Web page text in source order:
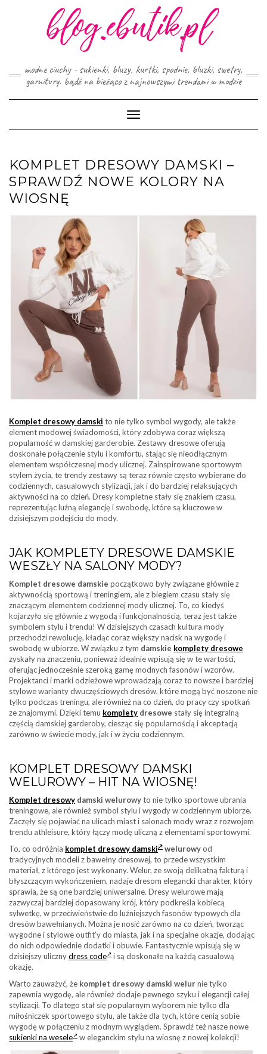
modne ciuchy - sukienki, bluzy, kurtki, spodnie, bluzki, swetry,
garnitury. bądź na bieżąco z najnowszymi trendami w modzie
Toggle
Navigation
KOMPLET DRESOWY DAMSKI –
SPRAWDŹ NOWE KOLORY NA
WIOSNĘ
Komplet dresowy damski to nie tylko symbol wygody, ale także
element modowej świadomości, który zdobywa coraz większą
popularność w damskiej garderobie. Zestawy dresowe oferują
doskonałe połączenie stylu i komfortu, stając się nieodłącznym
elementem współczesnej mody ulicznej. Zainspirowane sportowym
stylem życia, te trendy zestawy są teraz równie często wybierane do
codziennych, casualowych stylizacji, jak i do bardziej relaksujących
aktywności na co dzień. Dresy kompletne stały się znakiem czasu,
reprezentując luźną elegancję i swobodę, które są kluczowe w
dzisiejszym podejściu do mody.
JAK KOMPLETY DRESOWE DAMSKIE
WESZŁY NA SALONY MODY?
Komplet dresowe damskie początkowo były związane głównie z
aktywnością sportową i treningiem, ale z biegiem czasu stały się
znaczącym elementem codziennej mody ulicznej. To, co kiedyś
kojarzyło się głównie z wygodą i funkcjonalnością, teraz jest także
symbolem stylu i trendu! W dzisiejszych czasach kultura mody
przechodzi rewolucję, kładąc coraz większy nacisk na wygodę i
swobodę w ubiorze. W związku z tym damskie komplety dresowe
zyskały na znaczeniu, ponieważ idealnie wpisują się w te wartości,
oferując jednocześnie szeroką gamę modnych fasonów i wzorów.
Projektanci i marki odzieżowe wprowadzają coraz to nowsze i bardziej
stylowe warianty dwuczęściowych dresów, które mogą być noszone nie
tylko podczas treningu, ale również na co dzień, do pracy czy spotkań
ze znajomymi. Dzięki temu komplety dresowe stały się integralną
częścią damskiej garderoby, ciesząc się popularnością i akceptacją
zarówno w świecie mody, jak i w życiu codziennym.
KOMPLET DRESOWY DAMSKI
WELUROWY – HIT NA WIOSNĘ!
Komplet dresowy damski welurowyto nie tylko sportowe ubrania
treningowe, ale również symbol stylu i wygody w codziennym ubiorze.
Zaczęły się pojawiać na ulicach miast i salonach mody wraz z rozwojem
trendu athleisure, który łączy modę uliczną z elementami sportowymi.
To, co odróżnia komplet dresowy damski welurowyod
tradycyjnych modeli z bawełny dresowej, to przede wszystkim
materiał, z którego jest wykonany. Welur, ze swoją delikatną fakturą i
błyszczącym wykończeniem, nadaje dresom elegancki charakter, który
sprawia, że są one bardziej uniwersalne. Dresy welurowe mają
zazwyczaj bardziej dopasowany krój, który podkreśla kobiecą
sylwetkę, w przeciwieństwie do luźniejszych fasonów typowych dla
dresów bawełnianych. Można je nosić zarówno na co dzień, tworząc
wygodne i stylowe outfit’y do miasta, jak i na specjalne okazje, dodając
do nich odpowiednie dodatki i obuwie. Fantastycznie wpisują się w
dzisiejszy ulicznydress code
i są doskonałe na każdą casualową
okazję.
Warto zauważyć, że komplet dresowy damski welurnie tylko
zapewnia wygodę, ale również dodaje pewnego szyku i elegancji całej
stylizacji. To dlatego stał się popularnym wyborem nie tylko dla
miłośniczek sportowego stylu, ale także dla tych, które cenią sobie
wygodę w połączeniu z modnym wyglądem. Sprawdź też nasze nowe
sukienki na wesele
w eleganckim stylu na wiosnę z nowej kolekcji!